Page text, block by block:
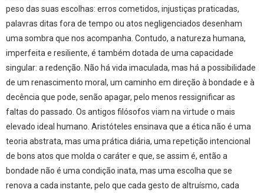
peso das suas escolhas: erros cometidos, injustiças praticadas,
palavras ditas fora de tempo ou atos negligenciados desenham
uma sombra que nos acompanha. Contudo, a natureza humana,
imperfeita e resiliente, é também dotada de uma capacidade
singular: a redenção. Não há vida imaculada, mas há a possibilidade
de um renascimento moral, um caminho em direção à bondade e à
decência que pode, senão apagar, pelo menos ressignificar as
faltas do passado. Os antigos filósofos viam na virtude o mais
elevado ideal humano. Aristóteles ensinava que a ética não é uma
teoria abstrata, mas uma prática diária, uma repetição intencional
de bons atos que molda o caráter e que, se assim é, então a
bondade não é uma condição inata, mas uma escolha que se
renova a cada instante, pelo que cada gesto de altruísmo, cada